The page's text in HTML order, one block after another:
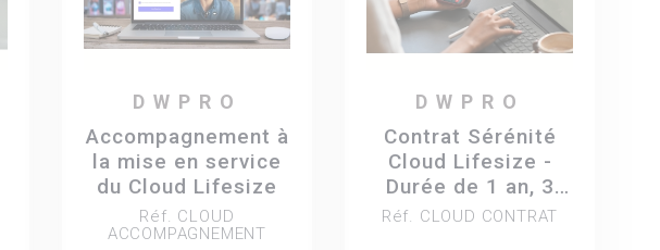
DWPRO
Accompagnement à
la mise en service
du Cloud Lifesize
Réf. CLOUD
ACCOMPAGNEMENT
DWPRO
Contrat Sérénité
Cloud Lifesize -
Durée de 1 an, 3
ans ou 5 ans
Réf. CLOUD CONTRAT